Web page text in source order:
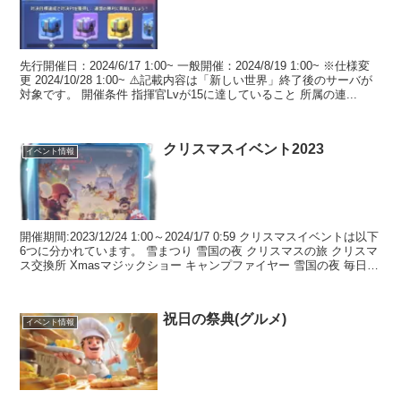
先行開催日：2024/6/17 1:00~ 一般開催：2024/8/19 1:00~ ※仕様変
更 2024/10/28 1:00~ ⚠️記載内容は「新しい世界」終了後のサーバが
対象です。 開催条件 指揮官Lvが15に達していること 所属の連...
イベント情報 クリスマスイベント2023
開催期間:2023/12/24 1:00～2024/1/7 0:59 クリスマスイベントは以下
6つに分かれています。 雪まつり 雪国の夜 クリスマスの旅 クリスマ
ス交換所 Xmasマジックショー キャンプファイヤー 雪国の夜 毎日の
イベント情報 祝日の祭典(グルメ)